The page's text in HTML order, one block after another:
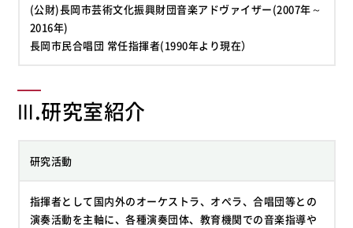
(公財)長岡市芸術文化振興財団音楽アドヴァイザー(2007年～
2016年)
長岡市民合唱団 常任指揮者(1990年より現在）
Ⅲ.研究室紹介
研究活動
指揮者として国内外のオーケストラ、オぺラ、合唱団等との
演奏活動を主軸に、各種演奏団体、教育機関での音楽指導や